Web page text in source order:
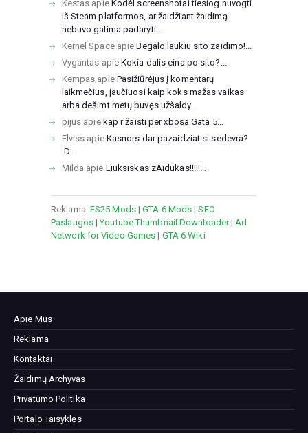
Kestas apie Kodėl screenshotai tiesiog nuvogti
iš Steam platformos, ar žaidžiant žaidimą
nebuvo galima padaryti ...
Kernel SpaceapieBegalo laukiu sito zaidimo!...
Vygantas apieKokia dalis eina po sito?...
Kempas apie Pasižiūrėjus į komentarų
laikmečius, jaučiuosi kaip koks mažas vaikas
arba dešimt metų buvęs užšaldy...
pijus apie kap r žaisti per xbosa Gata 5...
Elviss apie Kasnors dar pazaidziat si sedevra?
:D...
Milda apie Liuksiskas zAidukas!!!!!...
Reklama: FS25 Mods|GTA 6 Mods |SEO
Paslaugos|Youtube Thumbnail Downloader|Ad
Network for Video Games | GTA 6 Wiki
Apie Mus
Reklama
Kontaktai
Žaidimų Archyvas
Privatumo Politika
Portalo Taisyklės